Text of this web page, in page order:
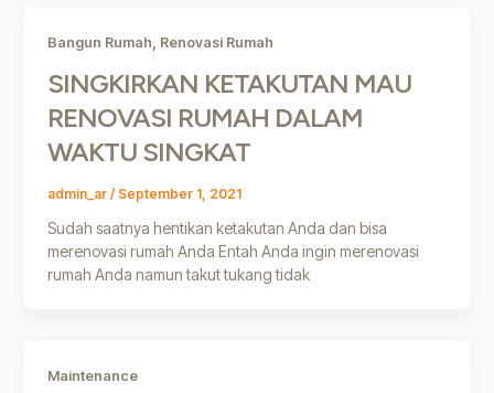
Bangun Rumah Renovasi Rumah
SINGKIRKAN KETAKUTAN MAU
RENOVASI RUMAH DALAM
WAKTU SINGKAT
admin_ar / September 1, 2021
Sudah saatnya hentikan ketakutan Anda dan bisa
merenovasi rumah Anda Entah Anda ingin merenovasi
rumah Anda namun takut tukang tidak
Maintenance